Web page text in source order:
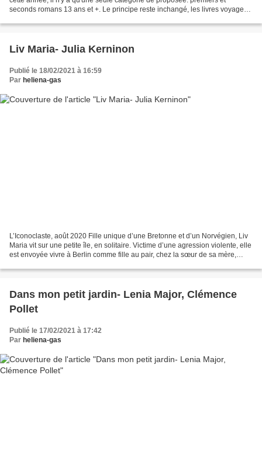
seconds romans 13 ans et +. Le principe reste inchangé, les livres voyagent
Liv Maria- Julia Kerninon
Publié le 18/02/2021 à 16:59
Par heliena-gas
L’Iconoclaste, août 2020 Fille unique d’une Bretonne et d’un Norvégien, Liv
Maria vit sur une petite île, en solitaire. Victime d’une agression violente, elle
est envoyée vivre à Berlin comme fille au pair, chez la sœur de sa mère,
Dans mon petit jardin- Lenia Major, Clémence
Pollet
Publié le 17/02/2021 à 17:42
Par heliena-gas